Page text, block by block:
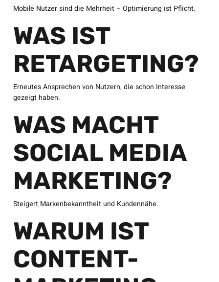
Mobile Nutzer sind die Mehrheit – Optimierung ist Pflicht.
WAS IST
RETARGETING?
Erneutes Ansprechen von Nutzern, die schon Interesse
gezeigt haben.
WAS MACHT
SOCIAL MEDIA
MARKETING?
Steigert Markenbekanntheit und Kundennähe.
WARUM IST
CONTENT-